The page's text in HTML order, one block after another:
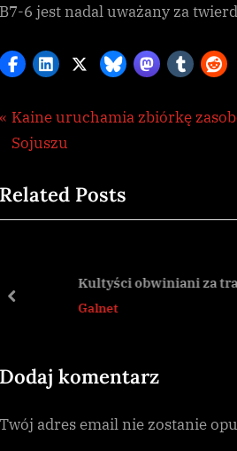
B7-6 jest nadal uważany za
Galnet
Nawigacja
P
r
v
i
s
s
:
Kaine uruchamia zbiórkę
Sojuszu
Related Posts
Kultyści obwiniani za tragedię
prev
Dodaj komentarz
Twój adres email nie zostanie